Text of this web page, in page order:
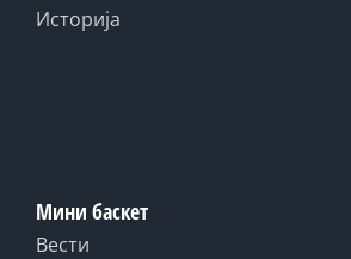
Историја
Мини баскет
Вести